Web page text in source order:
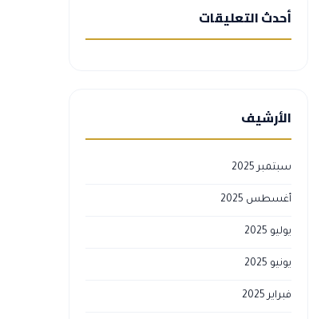
أحدث التعليقات
الأرشيف
سبتمبر 2025
أغسطس 2025
يوليو 2025
يونيو 2025
فبراير 2025